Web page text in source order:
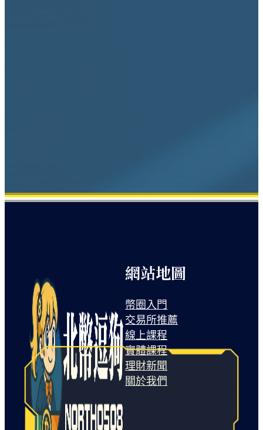
網站地圖
幣圈入門
交易所推薦
線上課程
實體課程
理財新聞
關於我們